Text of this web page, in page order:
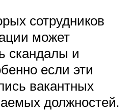
сотрудников
может
скандалы и
если эти
вакантных
должностей.